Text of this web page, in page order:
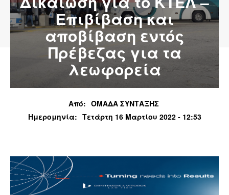
Επιβίβαση και
αποβίβαση εντός
Πρέβεζας για τα
λεωφορεία
Από: ΟΜΑΔΑ ΣΥΝΤΑΞΗΣ
Ημερομηνία: Τετάρτη 16 Μαρτίου 2022 - 12:53